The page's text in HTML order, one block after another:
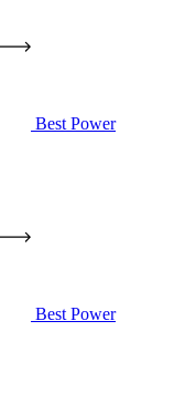
Best Power
Best Power